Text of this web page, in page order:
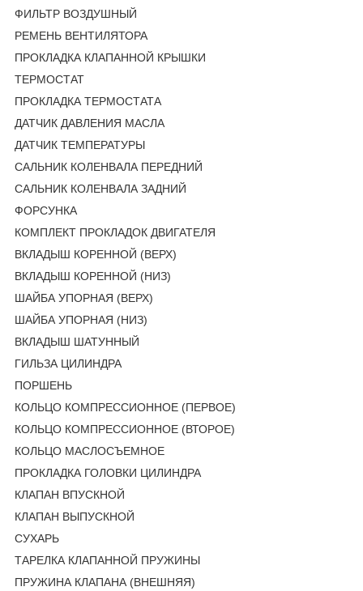
ФИЛЬТР ВОЗДУШНЫЙ
РЕМЕНЬ ВЕНТИЛЯТОРА
ПРОКЛАДКА КЛАПАННОЙ КРЫШКИ
ТЕРМОСТАТ
ПРОКЛАДКА ТЕРМОСТАТА
ДАТЧИК ДАВЛЕНИЯ МАСЛА
ДАТЧИК ТЕМПЕРАТУРЫ
САЛЬНИК КОЛЕНВАЛА ПЕРЕДНИЙ
САЛЬНИК КОЛЕНВАЛА ЗАДНИЙ
ФОРСУНКА
КОМПЛЕКТ ПРОКЛАДОК ДВИГАТЕЛЯ
ВКЛАДЫШ КОРЕННОЙ (ВЕРХ)
ВКЛАДЫШ КОРЕННОЙ (НИЗ)
ШАЙБА УПОРНАЯ (ВЕРХ)
ШАЙБА УПОРНАЯ (НИЗ)
ВКЛАДЫШ ШАТУННЫЙ
ГИЛЬЗА ЦИЛИНДРА
ПОРШЕНЬ
КОЛЬЦО КОМПРЕССИОННОЕ (ПЕРВОЕ)
КОЛЬЦО КОМПРЕССИОННОЕ (ВТОРОЕ)
КОЛЬЦО МАСЛОСЪЕМНОЕ
ПРОКЛАДКА ГОЛОВКИ ЦИЛИНДРА
КЛАПАН ВПУСКНОЙ
КЛАПАН ВЫПУСКНОЙ
СУХАРЬ
ТАРЕЛКА КЛАПАННОЙ ПРУЖИНЫ
ПРУЖИНА КЛАПАНА (ВНЕШНЯЯ)